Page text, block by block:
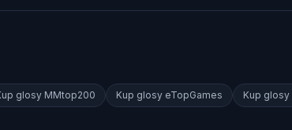
glosy MMtop200 Kup glosy eTopGames Kup glosy